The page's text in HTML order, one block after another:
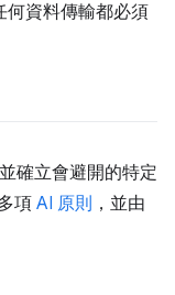
何資料傳輸都必須
確立會避開的特定
項 AI 原則 ，並由